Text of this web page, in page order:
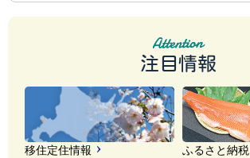
注目情報
移住定住情報 ふるさと納税